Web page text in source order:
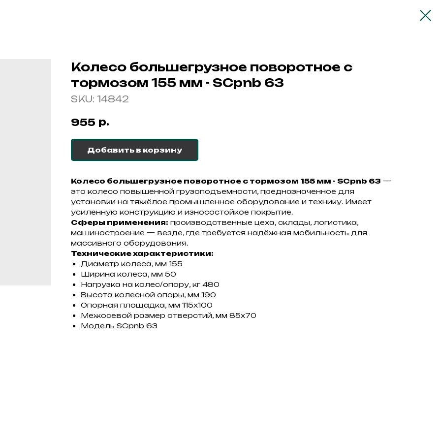
Колесо большегрузное поворотное с
тормозом 155 мм - SCpnb 63
SKU: 14842
955 р.
Добавить в корзину
Колесо большегрузное поворотное с тормозом 155 мм - SCpnb 63 —
это колесо повышенной грузоподъемности, предназначенное для
установки на тяжёлое промышленное оборудование и технику. Имеет
усиленную конструкцию и износостойкое покрытие.
Сферы применения: производственные цеха, склады, логистика,
машиностроение — везде, где требуется надёжная мобильность для
массивного оборудования.
Технические характеристики:
Диаметр колеса, мм 155
Ширина колеса, мм 50
Нагрузка на колес/опору, кг 480
Высота колесной опоры, мм 190
Опорная площадка, мм 115х100
Межосевой размер отверстий, мм 85х70
Модель SCpnb 63